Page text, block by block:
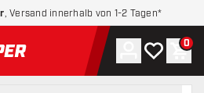
, Versand innerhalb von 1-2 Tagen*
Startseite
Konto
Meine 0